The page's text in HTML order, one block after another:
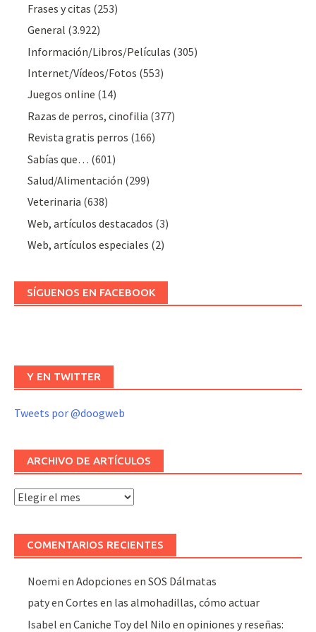
Frases y citas (253)
General (3.922)
Información/Libros/Películas (305)
Internet/Vídeos/Fotos (553)
Juegos online (14)
Razas de perros, cinofilia (377)
Revista gratis perros (166)
Sabías que… (601)
Salud/Alimentación (299)
Veterinaria (638)
Web, artículos destacados (3)
Web, artículos especiales (2)
SÍGUENOS EN FACEBOOK
Y EN TWITTER
Tweets por @doogweb
ARCHIVO DE ARTÍCULOS
Archivo
artículos
COMENTARIOS RECIENTES
Noemi enAdopciones en SOS Dálmatas
patyenCortes en las almohadillas, cómo actuar
Isabel enCaniche Toy del Nilo en opiniones y reseñas: